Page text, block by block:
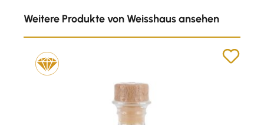
Weitere Produkte von Weisshaus ansehen